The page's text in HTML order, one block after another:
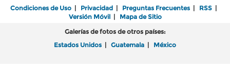
Condiciones de Uso | Privacidad | Preguntas Frecuentes | RSS |
Versión Móvil| Mapa de Sitio
Galerías de fotos de otros países:
Estados Unidos | Guatemala | México